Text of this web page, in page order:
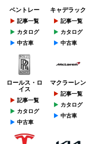
ベントレー
記事一覧
カタログ
中古車
キャデラック
記事一覧
カタログ
中古車
ロールス・ロ
イス
記事一覧
カタログ
中古車
マクラーレン
記事一覧
カタログ
中古車